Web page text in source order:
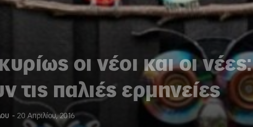
οι νέοι και οι
τις παλιές ερμηνείες
- 20 Απριλίου, 2016